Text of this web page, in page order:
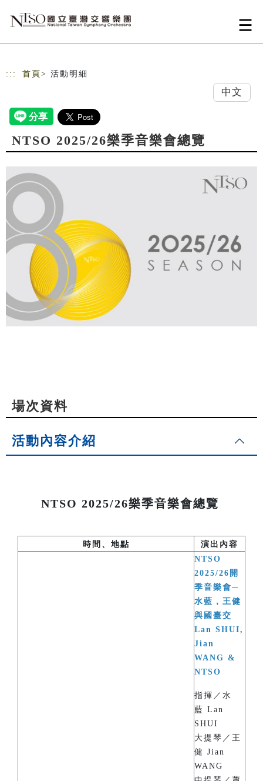
::: 首頁 > 活動明細
中文
NTSO 2025/26樂季音樂會總覽
場次資料
活動內容介紹
NTSO 2025/26樂季音樂會總覽
時間、地點 演出內容
NTSO
2025/26開
季音樂會─
水藍，王健
與國臺交
Lan SHUI,
Jian
WANG &
NTSO
指揮／水
藍 Lan
SHUI
大提琴／王
健 Jian
WANG